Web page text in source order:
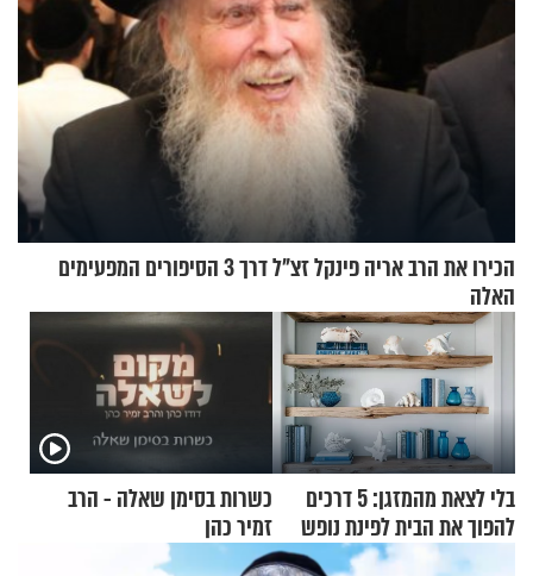
הכירו את הרב אריה פינקל זצ"ל דרך 3 הסיפורים המפעימים
האלה
בלי לצאת מהמזגן: 5 דרכים
להפוך את הבית לפינת נופש
מעוצבת
כשרות בסימן שאלה - הרב
זמיר כהן